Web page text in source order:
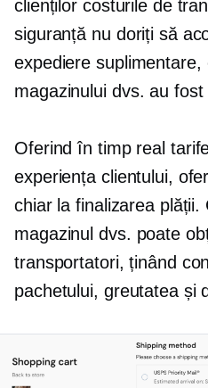
clienților costurile de
siguranță nu doriți să
expediere
magazinului dvs. au fost
Oferindîn timp real
experiența clientului,
chiar la finalizarea plății.
magazinul dvs. poate
transportatori, ținând
pachetului, greutatea și